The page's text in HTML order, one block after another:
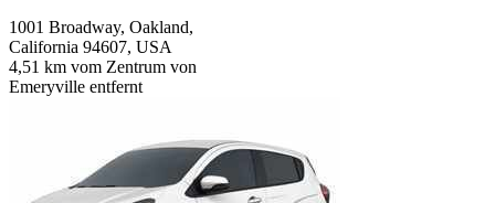
1001 Broadway, Oakland,
California 94607, USA
4,51 km vom Zentrum von
Emeryville entfernt